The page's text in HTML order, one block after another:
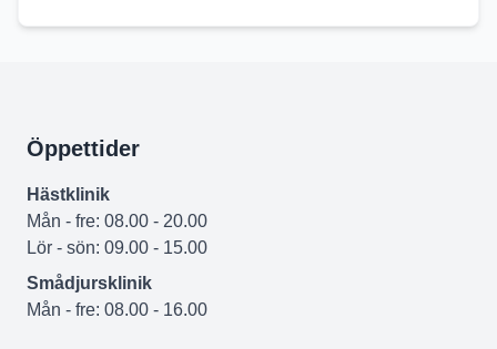
Öppettider
Hästklinik
Mån - fre: 08.00 - 20.00
Lör - sön: 09.00 - 15.00
Smådjursklinik
Mån - fre: 08.00 - 16.00